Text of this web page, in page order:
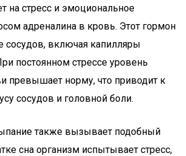
на стресс и эмоциональное
адреналина в кровь. Этот гормон
сосудов, включая капилляры
постоянном стрессе уровень
превышает норму, что приводит к
сосудов и головной боли.
также вызывает подобный
сна организм испытывает стресс,